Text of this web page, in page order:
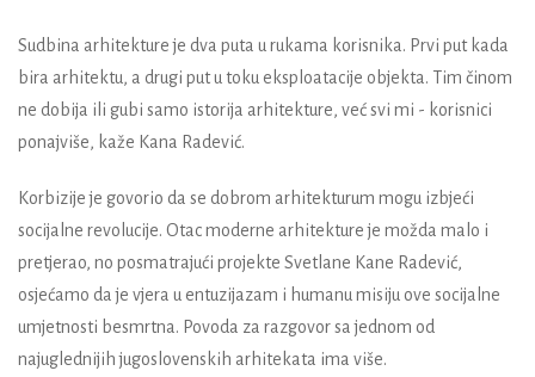
Sudbina arhitekture je dva puta u rukama korisnika. Prvi put kada
bira arhitektu, a drugi put u toku eksploatacije objekta. Tim činom
ne dobija ili gubi samo istorija arhitekture, već svi mi - korisnici
ponajviše, kaže Kana Radević.
Korbizije je govorio da se dobrom arhitekturum mogu izbjeći
socijalne revolucije. Otac moderne arhitekture je možda malo i
pretjerao, no posmatrajući projekte Svetlane Kane Radević,
osjećamo da je vjera u entuzijazam i humanu misiju ove socijalne
umjetnosti besmrtna. Povoda za razgovor sa jednom od
najuglednijih jugoslovenskih arhitekata ima više.